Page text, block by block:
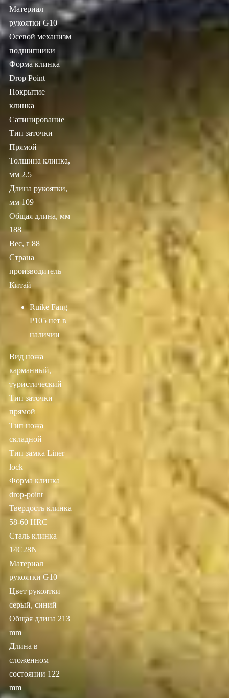
Материал
рукоятки G10
Осевой механизм
подшипники
Форма клинка
Drop Point
Покрытие
клинка
Сатинирование
Тип заточки
Прямой
Толщина клинка,
мм 2.5
Длина рукоятки,
мм 109
Общая длина, мм
188
Вес, г 88
Страна
производитель
Китай
Ruike Fang
P105 нет в
наличии
Вид ножа
карманный,
туристический
Тип заточки
прямой
Тип ножа
складной
Тип замка Liner
lock
Форма клинка
drop-point
Твердость клинка
58-60 HRC
Сталь клинка
14C28N
Материал
рукоятки G10
Цвет рукоятки
серый, синий
Общая длина 213
mm
Длина в
сложенном
состоянии 122
mm